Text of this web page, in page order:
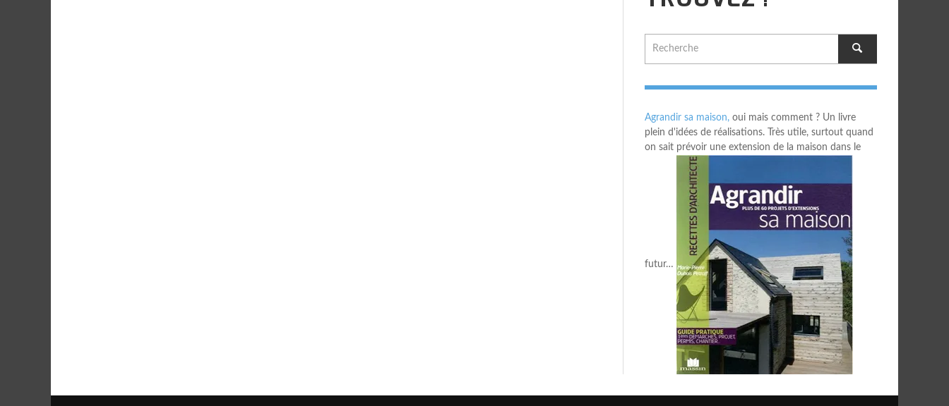
Agrandir sa maison, oui mais comment ? Un livre
plein d'idées de réalisations. Très utile, surtout quand
on sait prévoir une extension de la maison dans le
futur…